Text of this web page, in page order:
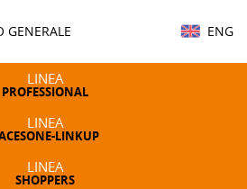
GENERALE ENG
LINEA
PROFESSIONAL
LINEA
LINKUP
LINEA
SHOPPERS